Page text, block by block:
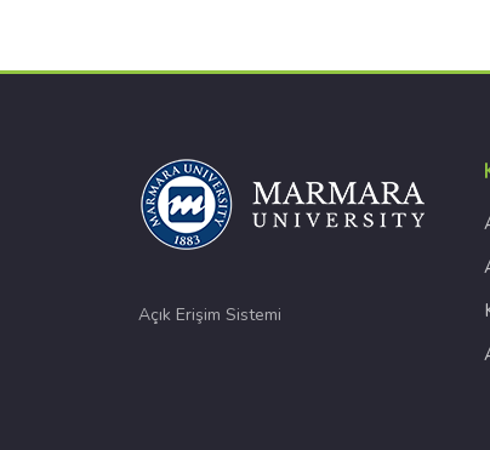
Açık Erişim Sistemi